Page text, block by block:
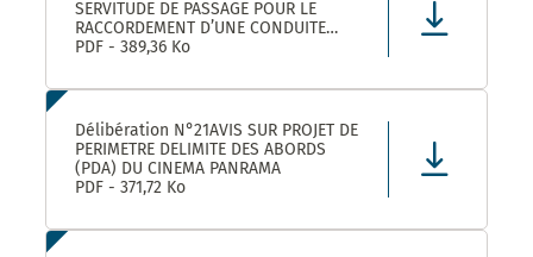
SERVITUDE DE PASSAGE POUR LE
RACCORDEMENT D’UNE CONDUITE
EAUX PLUVIALES DANS LE CADRE DE
AVENUE DE L’EUROPE SUR LA
PDF - 389,36 Ko
Délibération N°21AVIS SUR PROJET DE
PERIMETRE DELIMITE DES ABORDS
(PDA) DU CINEMA PANRAMA
PDF - 371,72 Ko